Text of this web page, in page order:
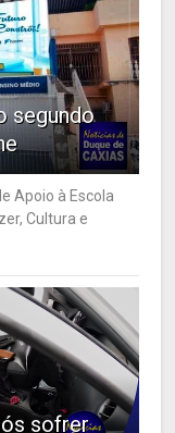
segundo
Apoio à Escola
Cultura e
sofrer